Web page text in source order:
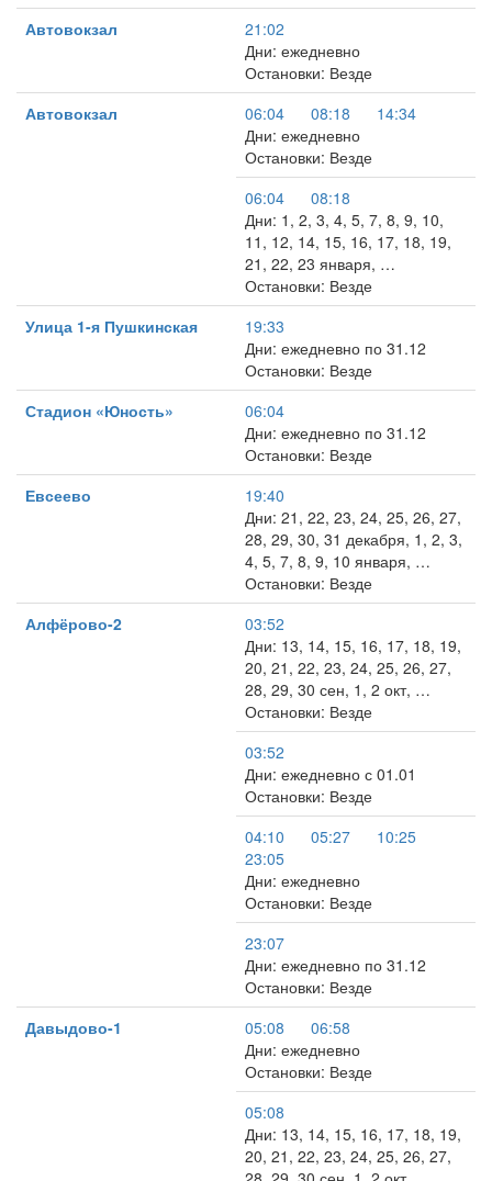
Автовокзал
21:02
Дни: ежедневно
Остановки: Везде
Автовокзал
06:04 08:18
14:34
Дни: ежедневно
Остановки: Везде
06:04
08:18
Дни: 1, 2, 3, 4, 5, 7, 8, 9, 10,
11, 12, 14, 15, 16, 17, 18, 19,
21, 22, 23 января, …
Остановки: Везде
Улица 1-я Пушкинская
19:33
Дни: ежедневно по 31.12
Остановки: Везде
Стадион «Юность»
06:04
Дни: ежедневно по 31.12
Остановки: Везде
Евсеево
19:40
Дни: 21, 22, 23, 24, 25, 26, 27,
28, 29, 30, 31 декабря, 1, 2, 3,
4, 5, 7, 8, 9, 10 января, …
Остановки: Везде
Алфёрово-2
03:52
Дни: 13, 14, 15, 16, 17, 18, 19,
20, 21, 22, 23, 24, 25, 26, 27,
28, 29, 30 сен, 1, 2 окт, …
Остановки: Везде
03:52
Дни: ежедневно с 01.01
Остановки: Везде
04:10
05:27
10:25
23:05
Дни: ежедневно
Остановки: Везде
23:07
Дни: ежедневно по 31.12
Остановки: Везде
Давыдово-1
05:08
06:58
Дни: ежедневно
Остановки: Везде
05:08
Дни: 13, 14, 15, 16, 17, 18, 19,
20, 21, 22, 23, 24, 25, 26, 27,